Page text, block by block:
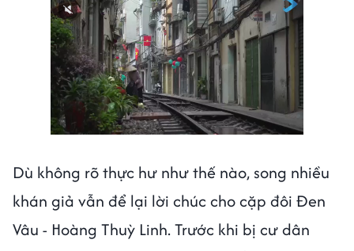
Dù không rõ thực hư như thế nào, song nhiều
khán giả vẫn để lại lời chúc cho cặp đôi Đen
Vâu - Hoàng Thuỳ Linh. Trước khi bị cư dân